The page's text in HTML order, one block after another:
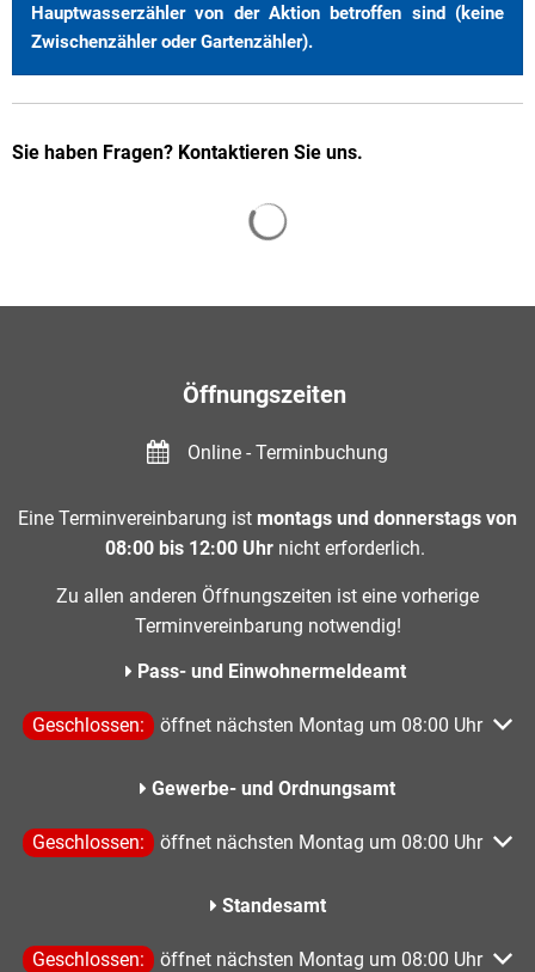
Hauptwasserzähler von der Aktion betroffen sind (keine
Zwischenzähler oder Gartenzähler).
Sie haben Fragen? Kontaktieren Sie uns.
Öffnungszeiten
Online - Terminbuchung
Eine Terminvereinbarung ist montags und donnerstags von
08:00 bis 12:00 Uhr nicht erforderlich.
Zu allen anderen Öffnungszeiten ist eine vorherige
Terminvereinbarung notwendig!
Pass- und Einwohnermeldeamt
Klicken, um weitere Öffnungs- oder Schließzeiten
Geschlossen: öffnet nächsten Montag um 08:00 Uhr
Gewerbe- und Ordnungsamt
Klicken, um weitere Öffnungs- oder Schließzeiten
Geschlossen: öffnet nächsten Montag um 08:00 Uhr
Standesamt
Klicken, um weitere Öffnungs- oder Schließzeiten
Geschlossen: öffnet nächsten Montag um 08:00 Uhr